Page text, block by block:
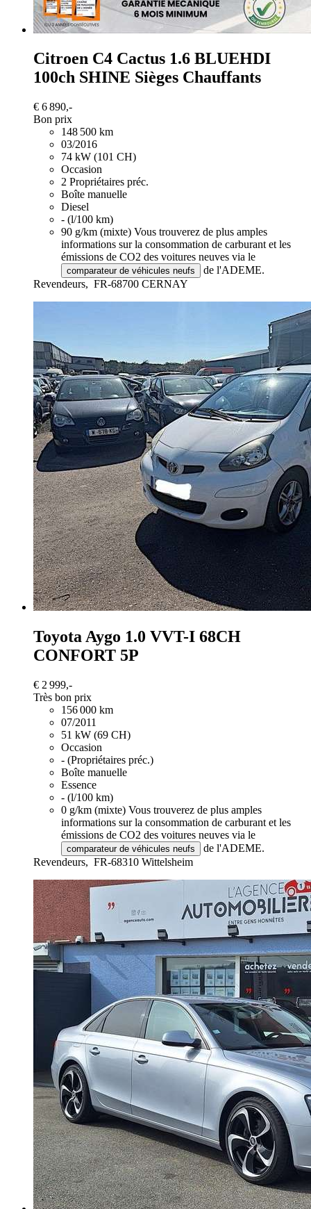
Citroen C4 Cactus 1.6 BLUEHDI
100ch SHINE Sièges Chauffants
€ 6 890,-
Bon prix
148 500 km
03/2016
74 kW (101 CH)
Occasion
2 Propriétaires préc.
Boîte manuelle
Diesel
- (l/100 km)
90 g/km (mixte) Vous trouverez de plus amples
informations sur la consommation de carburant et les
émissions de CO2 des voitures neuves via le
comparateur de véhicules neufs
de l'ADEME.
Revendeurs, FR-68700 CERNAY
Toyota Aygo 1.0 VVT-I 68CH
CONFORT 5P
€ 2 999,-
Très bon prix
156 000 km
07/2011
51 kW (69 CH)
Occasion
- (Propriétaires préc.)
Boîte manuelle
Essence
- (l/100 km)
0 g/km (mixte) Vous trouverez de plus amples
informations sur la consommation de carburant et les
émissions de CO2 des voitures neuves via le
comparateur de véhicules neufs
de l'ADEME.
Revendeurs, FR-68310 Wittelsheim